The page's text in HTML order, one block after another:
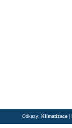
Odkazy: Klimatizace